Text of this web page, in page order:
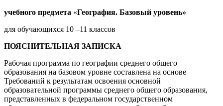
учебного предмета «География. Базовый уровень»
для обучающихся 10 –11 классов
ПОЯСНИТЕЛЬНАЯ ЗАПИСКА
Рабочая программа по географии среднего общего
образования на базовом уровне составлена на основе
Требований к результатам освоения основной
образовательной программы среднего общего образования,
представленных в федеральном государственном